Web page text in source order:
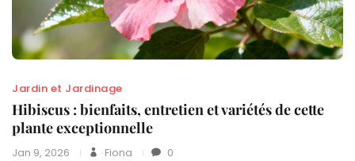
Jardin et Jardinage
Hibiscus : bienfaits, entretien et variétés de cette
plante exceptionnelle
Jan 9, 2026 Fiona 0